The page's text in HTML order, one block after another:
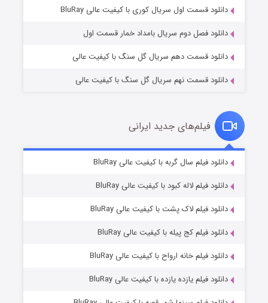
قسمت۲ (زیرنویس) منتشر شد
قسمت۷ (زیرنویس) منتشر شد
دانلود قسمت اول سریال کوری با کیفیت عالی BluRay
دانلود فصل دوم سریال بامداد خمار قسمت اول
دانلود قسمت دهم سریال گل سنگ با کیفیت عالی
دانلود قسمت نهم سریال گل سنگ با کیفیت عالی
فیلم‌های جدید ایرانی
دانلود فیلم سال گربه با کیفیت عالی BluRay
دانلود فیلم لاله کبود با کیفیت عالی BluRay
دانلود فیلم لاک پشت با کیفیت عالی BluRay
دانلود فیلم کج‌ پیله با کیفیت عالی BluRay
دانلود فیلم خانه ارواح با کیفیت عالی BluRay
دانلود فیلم یازده یازده با کیفیت عالی BluRay